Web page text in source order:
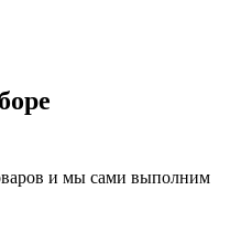
и мы сами выполним